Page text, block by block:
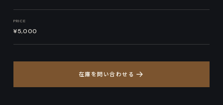
PRICE
¥5,000
在庫を問い合わせる